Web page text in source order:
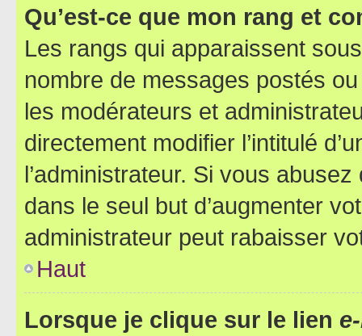
Qu’est-ce que mon rang et
Les rangs qui apparaissent
nombre de messages postés
les modérateurs et
directement modifier l’intitulé
l’administrateur. Si vous
dans le seul but d’augmenter
administrateur peut rabaisser
Haut
Lorsque je clique sur le lien